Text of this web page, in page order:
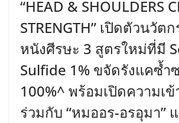
“HEAD & SHOULDERS
STRENGTH” เปิดตัวนวัต
หนังศีรษะ 3 สูตรใหม่ที่มี
Sulfide 1% ขจัดรังแคซ้ำ
100%^ พร้อมเปิดความเข้
ร่วมกับ “หมออร-อรอุมา”